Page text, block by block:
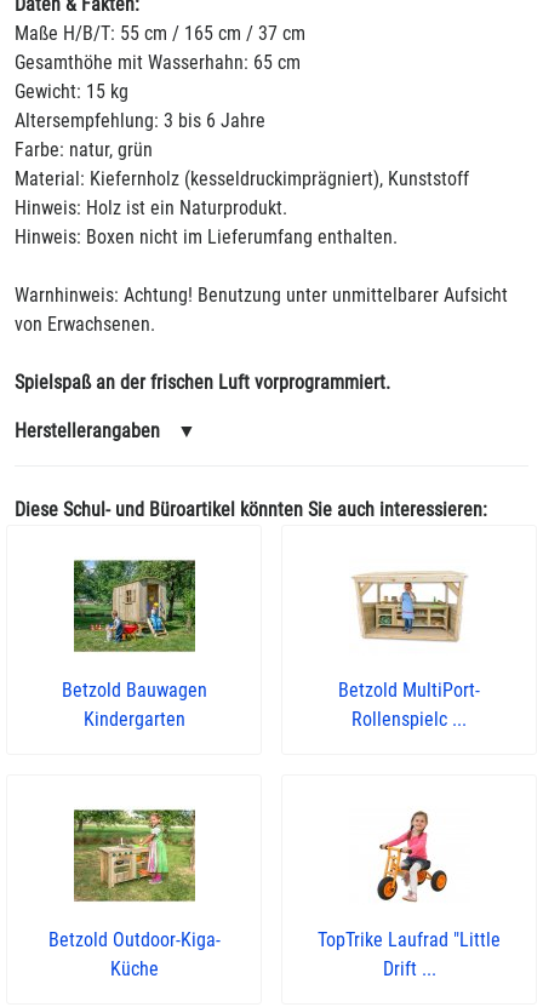
Maße H/B/T: 55 cm / 165 cm / 37 cm
Gesamthöhe mit Wasserhahn: 65 cm
Gewicht: 15 kg
Altersempfehlung: 3 bis 6 Jahre
Farbe: natur, grün
Material: Kiefernholz (kesseldruckimprägniert), Kunststoff
Hinweis: Holz ist ein Naturprodukt.
Hinweis: Boxen nicht im Lieferumfang enthalten.
Warnhinweis: Achtung! Benutzung unter unmittelbarer Aufsicht
von Erwachsenen.
Spielspaß an der frischen Luft vorprogrammiert.
Herstellerangaben ▼
Diese Schul- und Büroartikel könnten Sie auch interessieren:
Betzold Bauwagen
Kindergarten
Betzold MultiPort-
Rollenspielc ...
Betzold Outdoor-Kiga-
Küche
TopTrike Laufrad "Little
Drift ...